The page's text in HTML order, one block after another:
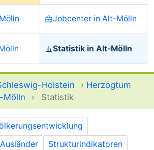
Jobcenter in Alt-Mölln
Statistik in Alt-Mölln
Holstein › Herzogtum
Mölln › Statistik
Ausländer Strukturindikatoren